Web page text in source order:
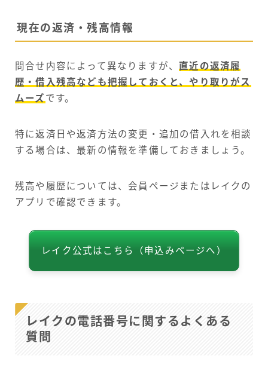
現在の返済・残高情報
問合せ内容によって異なりますが、直近の返済履
歴・借入残高なども把握しておくと、やり取りがス
ムーズ です。
特に返済日や返済方法の変更・追加の借入れを相談
する場合は、最新の情報を準備しておきましょう。
残高や履歴については、会員ページまたはレイクの
アプリで確認できます。
レイク公式はこちら（申込みページへ）
レイクの電話番号に関するよくある
質問